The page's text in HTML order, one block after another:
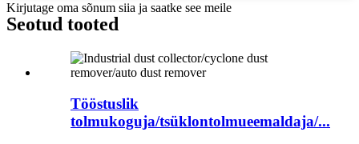
Kirjutage oma sõnum siia ja saatke see meile
Seotud tooted
Tööstuslik
tolmukoguja/tsüklontolmueemaldaja/...